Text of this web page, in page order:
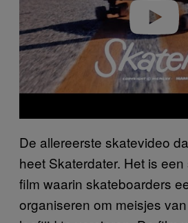
Play video
De allereerste skatevideo
heet Skaterdater. Het is
film waarin skateboarders
organiseren om meisjes